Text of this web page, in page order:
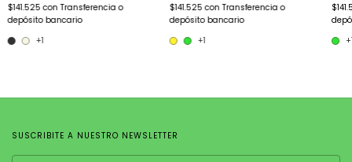
$141.525con Transferencia o
depósito bancario
+1
$141.525con Transferencia o
depósito bancario
+1
SUSCRIBITE A NUESTRO NEWSLETTER